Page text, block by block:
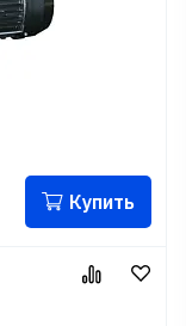
Купить